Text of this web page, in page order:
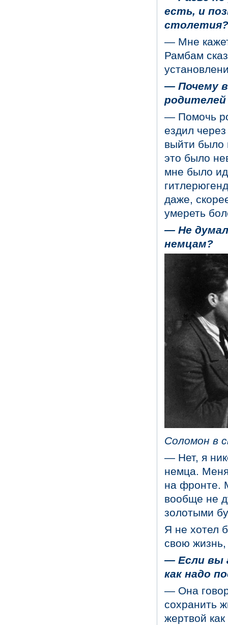
есть, и
столетия?
— Мне
Рамбам
— Почему
— Помочь
ездил
выйти было
это было
мне было
даже,
умереть
— Не
немцам?
Соломон в
— Нет, я
немца.
на фронте.
вообще не
золотыми
Я не хотел
свою жизнь,
— Если вы
как надо
— Она
сохранить
жертвой